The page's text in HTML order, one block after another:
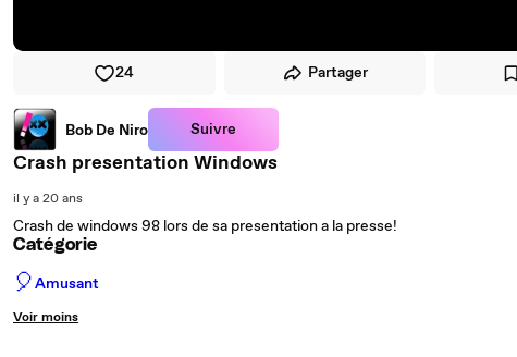
24 Partager
Bob De Niro Suivre
Crash presentation Windows
il y a 20 ans
Crash de windows 98 lors de sa presentation a la presse!
Catégorie
🎈Amusant
Voir moins